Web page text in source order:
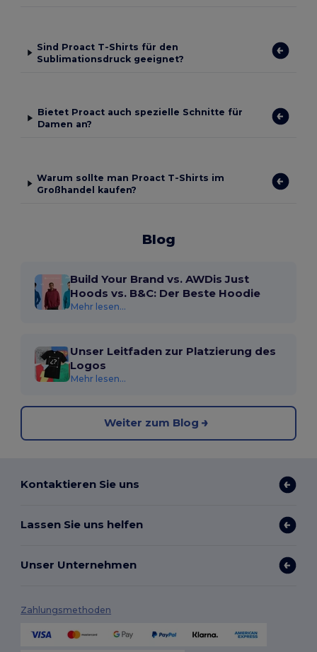
Sind Proact T-Shirts für den
Sublimationsdruck geeignet?
Bietet Proact auch spezielle Schnitte für
Damen an?
Warum sollte man Proact T-Shirts im
Großhandel kaufen?
Blog
Build Your Brand vs. AWDis Just
Hoods vs. B&C: Der Beste Hoodie
Mehr lesen...
Unser Leitfaden zur Platzierung des
Logos
Mehr lesen...
Weiter zum Blog
Kontaktieren Sie uns
Lassen Sie uns helfen
Unser Unternehmen
Zahlungsmethoden